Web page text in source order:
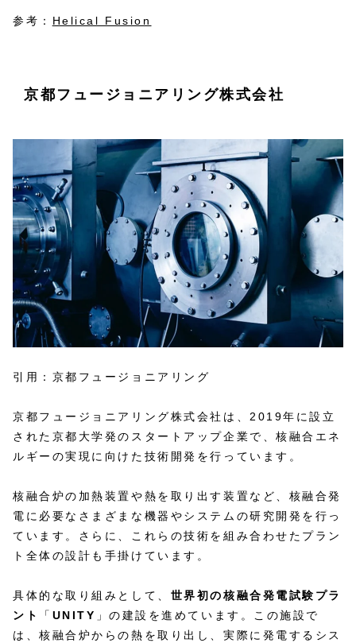
参考： Helical Fusion
京都フュージョニアリング株式会社
引用：京都フュージョニアリング
京都フュージョニアリング株式会社は、2019年に設立
された京都大学発のスタートアップ企業で、核融合エネ
ルギーの実現に向けた技術開発を行っています。
核融合炉の加熱装置や熱を取り出す装置など、核融合発
電に必要なさまざまな機器やシステムの研究開発を行っ
ています。​さらに、これらの技術を組み合わせたプラン
ト全体の設計も手掛けています。
具体的な取り組みとして、 世界初の核融合発電試験プラ
ント
「 UNITY 」の建設を進めています。​この施設で
は、核融合炉からの熱を取り出し、実際に発電するシス